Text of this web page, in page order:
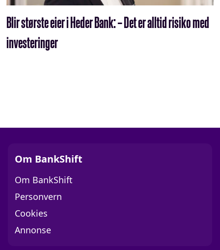
Blir største eier i Heder Bank: – Det er alltid risiko med
investeringer
Om BankShift
Om BankShift
Personvern
Cookies
Annonse